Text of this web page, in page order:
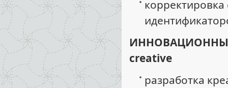
creative
разработка